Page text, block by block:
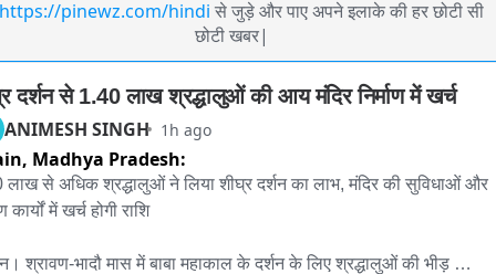
pinewz.com/hindi से जुड़े और पाए अपने इलाके की हर छोटी सी
छोटी खबर|
दर्शन से 1.40 लाख श्रद्धालुओं की आय मंदिर निर्माण में खर्च
ANIMESH SINGH 1h ago
Madhya Pradesh:
लाख से अधिक श्रद्धालुओं ने लिया शीघ्र दर्शन का लाभ, मंदिर की सुविधाओं और
कार्यों में खर्च होगी राशि
श्रावण-भादौ मास में बाबा महाकाल के दर्शन के लिए श्रद्धालुओं की भीड़